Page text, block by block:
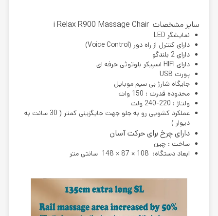
سایر مشخصات i Relax R900 Massage Chair
نمایشگر LED
دارای کنترل از راه دور (Voice Control)
دارای 2 بلندگو
دارای HIFI اسپیکر بلوتوثی حرفه ای
پورت USB
جایگاه شارژ بی سیم موبایل
محدوده قدرت : 150 وات
ولتاژ : 220-240 ولت
عملکرد کشویی رو به جلو جهت جایگزینی کمتر ( 30 سانت به
دیوار )
دارای چرخ برای حرکت آسان
ساخت : چین
ابعاد دستگاه: 108 × 87 × 148 سانتی متر